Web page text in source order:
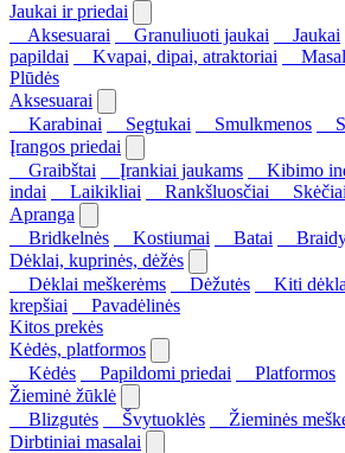
Jaukai ir priedai
Aksesuarai
Granuliuoti jaukai Jaukai
papildai
Kvapai, dipai, atraktoriai
Plūdės
Aksesuarai
Karabinai
Segtukai Smulkmenos
Įrangos priedai
Graibštai
Įrankiai jaukams Kibimo
indai
Laikikliai Rankšluosčiai Skėčiai
Apranga
Bridkelnės
Kostiumai Batai
Dėklai, kuprinės, dėžės
Dėklai meškerėms
Dėžutės Kiti
krepšiai
Pavadėlinės
Kitos prekės
Kėdės, platformos
Kėdės
Papildomi priedai
Platformos
Žieminė žūklė
Blizgutės
Švytuoklės Žieminės
Dirbtiniai masalai